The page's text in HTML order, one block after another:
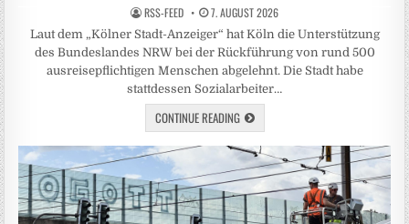
RSS-FEED 7. AUGUST 2026
Laut dem „Kölner Stadt-Anzeiger“ hat Köln die Unterstützung
des Bundeslandes NRW bei der Rückführung von rund 500
ausreisepflichtigen Menschen abgelehnt. Die Stadt habe
stattdessen Sozialarbeiter…
CONTINUE READING